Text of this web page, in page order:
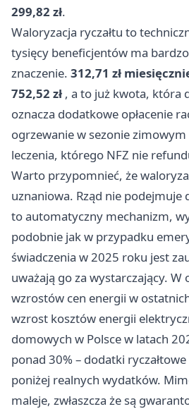
299,82 zł.
Waloryzacja ryczałtu to
tysięcy beneficjentów ma
znaczenie. 312,71 zł
752,52 zł , a to już kwota, która
oznacza dodatkowe opłacenie
ogrzewanie w sezonie
leczenia, którego NFZ nie
Warto przypomnieć, że
uznaniowa. Rząd nie podejmuje
to automatyczny mechanizm,
podobnie jak w przypadku
świadczenia w 2025 roku jest
uważają go za wystarczający.
wzrostów cen energii w
wzrost kosztów energii
domowych w Polsce w latach
ponad 30% – dodatki
poniżej realnych wydatków.
maleje, zwłaszcza że są